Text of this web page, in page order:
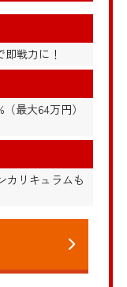
戦力に！
最大64万円）
カリキュラムも